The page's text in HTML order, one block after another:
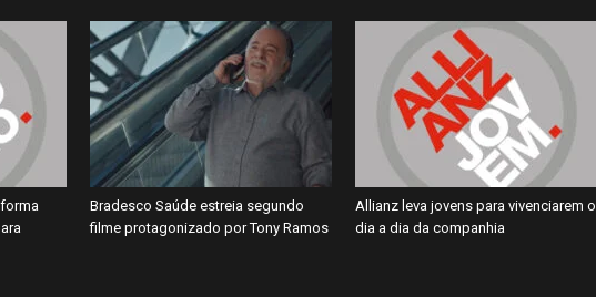
Bradesco Saúde estreia segundo
filme protagonizado por Tony Ramos
Allianz leva jovens para vivenciarem o
dia a dia da companhia